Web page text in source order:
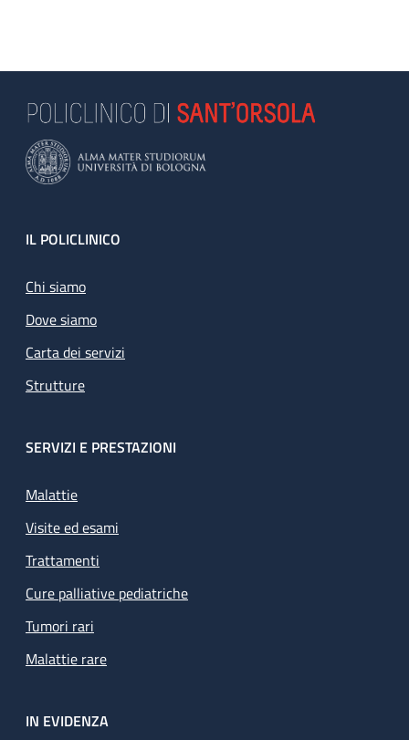
Footer
IL POLICLINICO
Chi siamo
Dove siamo
Carta dei servizi
Strutture
SERVIZI E PRESTAZIONI
Malattie
Visite ed esami
Trattamenti
Cure palliative pediatriche
Tumori rari
Malattie rare
IN EVIDENZA